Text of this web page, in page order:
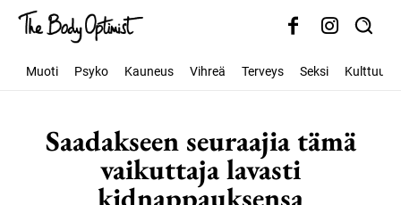
Muoti Psyko Kauneus Vihreä Terveys Seksi Kulttuuri
Saadakseen seuraajia tämä
vaikuttaja lavasti